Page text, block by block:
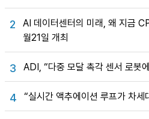
2
AI 데이터센터의 미래, 왜 지금
월21일 개최
3 ADI, “다중 모달 촉각 센서 로봇
4 “실시간 액추에이션 루프가 차세